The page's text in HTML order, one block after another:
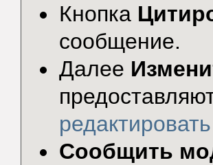
Кнопка
сообщение.
Далее
редактировать
Сообщить